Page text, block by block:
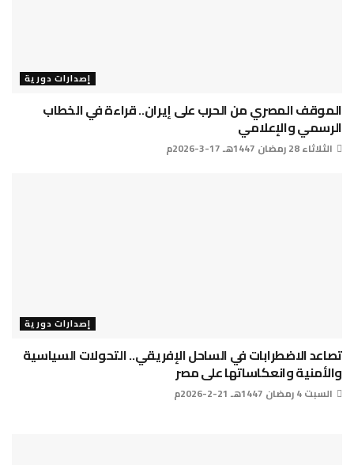
إصدارات دورية
الموقف المصري من الحرب على إيران.. قراءة في الخطاب
الرسمي والإعلامي
الثلاثاء 28 رمضان 1447هـ 17-3-2026م
إصدارات دورية
تصاعد الاضطرابات في الساحل الإفريقي.. التحولات السياسية
والأمنية وانعكاساتها على مصر
السبت 4 رمضان 1447هـ 21-2-2026م